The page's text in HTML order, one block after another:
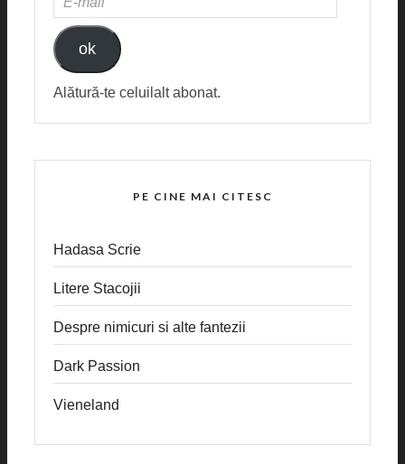
MAIL
ok
Alătură-te celuilalt abonat.
PE CINE MAI CITESC
Hadasa Scrie
Litere Stacojii
Despre nimicuri si alte fantezii
Dark Passion
Vieneland